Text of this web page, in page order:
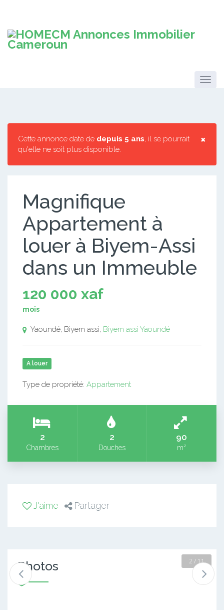
×
Cette annonce date de depuis 5 ans, il se pourrait
qu'elle ne soit plus disponible.
Magnifique
Appartement à
louer à Biyem-Assi
dans un Immeuble
120 000 xaf
mois
Yaoundé, Biyem assi, Biyem assi Yaoundé
A louer
Type de propriété: Appartement
2
Chambres
2
Douches
90
m²
J'aime Partager
Photos 2 / 11